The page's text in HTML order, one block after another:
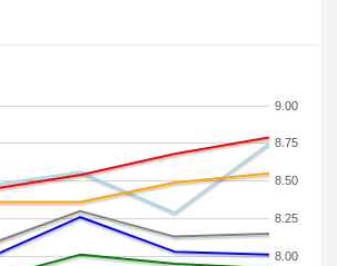
8.00
8.25
8.50
8.75
9.00